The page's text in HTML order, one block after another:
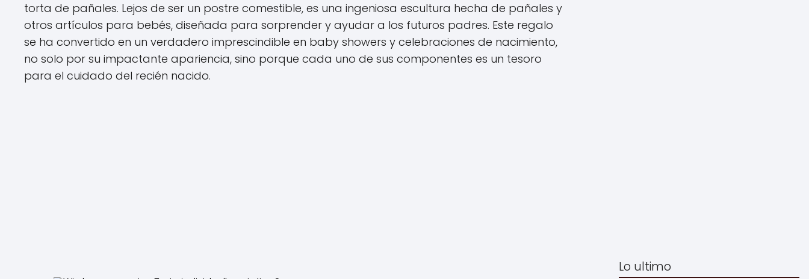
torta de pañales. Lejos de ser un postre comestible, es una ingeniosa escultura hecha de pañales y
otros artículos para bebés, diseñada para sorprender y ayudar a los futuros padres. Este regalo
se ha convertido en un verdadero imprescindible en baby showers y celebraciones de nacimiento,
no solo por su impactante apariencia, sino porque cada uno de sus componentes es un tesoro
para el cuidado del recién nacido.
Lo ultimo